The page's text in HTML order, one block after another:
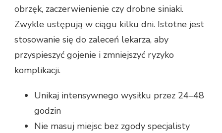
obrzęk, zaczerwienienie czy drobne siniaki.
Zwykle ustępują w ciągu kilku dni. Istotne jest
stosowanie się do zaleceń lekarza, aby
przyspieszyć gojenie i zmniejszyć ryzyko
komplikacji.
Unikaj intensywnego wysiłku przez 24–48
godzin
Nie masuj miejsc bez zgody specjalisty